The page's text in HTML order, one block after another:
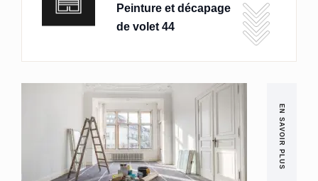
Peinture et décapage
de volet 44
EN SAVOIR PLUS